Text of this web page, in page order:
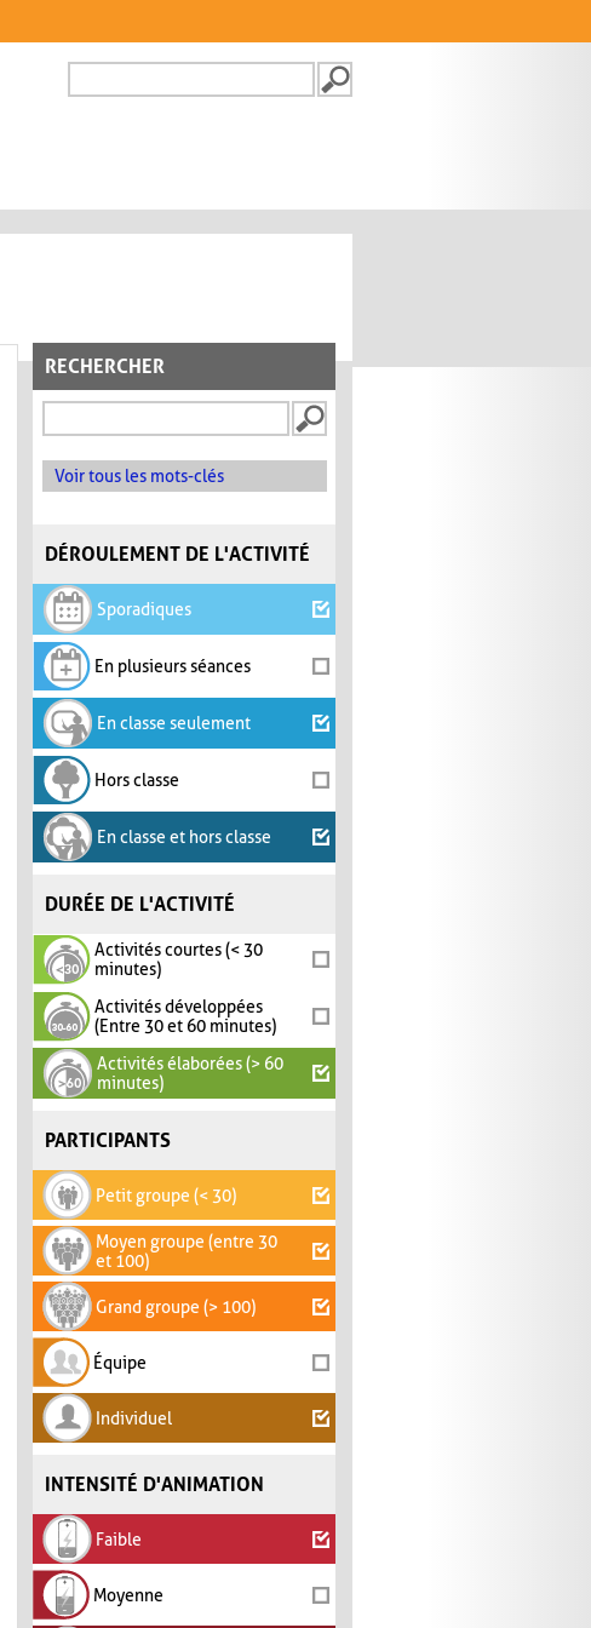
FORMULAIRE DE
RECHERCHER
Voir tous les mots-clés
DÉROULEMENT DE L'ACTIVITÉ
Sporadiques
En plusieurs séances
En classe seulement
Hors classe
En classe et hors classe
DURÉE DE L'ACTIVITÉ
Activités courtes (< 30
minutes)
Activités développées
(Entre 30 et 60 minutes)
Activités élaborées (> 60
minutes)
PARTICIPANTS
Petit groupe (< 30)
Moyen groupe (entre 30
et 100)
Grand groupe (> 100)
Équipe
Individuel
INTENSITÉ D'ANIMATION
Faible
Moyenne